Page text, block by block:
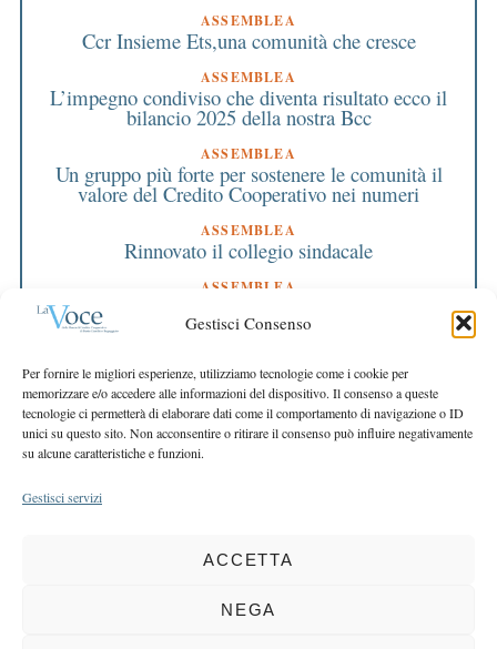
Gestisci Consenso
Per fornire le migliori esperienze, utilizziamo tecnologie come i cookie per
memorizzare e/o accedere alle informazioni del dispositivo. Il consenso a queste
tecnologie ci permetterà di elaborare dati come il comportamento di navigazione o ID
unici su questo sito. Non acconsentire o ritirare il consenso può influire negativamente
su alcune caratteristiche e funzioni.
Gestisci servizi
ACCETTA
NEGA
ASSEMBLEA
Ccr Insieme Ets,una comunità che cresce
ASSEMBLEA
L’impegno condiviso che diventa risultato ecco il
bilancio 2025 della nostra Bcc
ASSEMBLEA
Un gruppo più forte per sostenere le comunità il
valore del Credito Cooperativo nei numeri
ASSEMBLEA
Rinnovato il collegio sindacale
ASSEMBLEA
Bilancio approvato all’unanimità e 2 milioni
destinati al territorio
EDITORIALE DIRETTORE
Crescere restando riconoscibili
EDITORIALE PRESIDENTE
Costruire futuro insieme
COPYRIGHT 2025 LA VOCE |PRIVACY
BCC DI BUSTO GAROLFO E BUGUGGIATE